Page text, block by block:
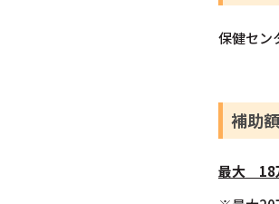
保健セン
補助額
最大 18